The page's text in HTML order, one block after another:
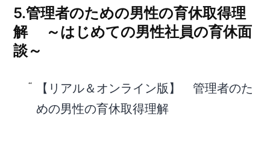
5.管理者のための男性の育休取得理
解 ～はじめての男性社員の育休面
談～
【リアル＆オンライン版】 管理者のた
めの男性の育休取得理解